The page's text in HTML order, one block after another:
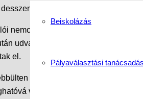
Beiskolázás
Pályaválasztási tanácsadás
nemcsak a konyhában
udvariasan és magabiztosan
el.
és büszkén vehette át
vált.